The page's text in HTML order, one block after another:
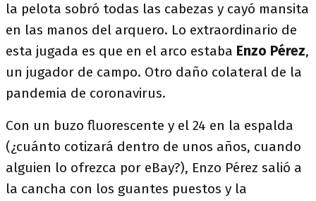
la pelota sobró todas las cabezas y cayó mansita
en las manos del arquero. Lo extraordinario de
esta jugada es que en el arco estaba Enzo Pérez,
un jugador de campo. Otro daño colateral de la
pandemia de coronavirus.
Con un buzo fluorescente y el 24 en la espalda
(¿cuánto cotizará dentro de unos años, cuando
alguien lo ofrezca por eBay?), Enzo Pérez salió a
la cancha con los guantes puestos y la